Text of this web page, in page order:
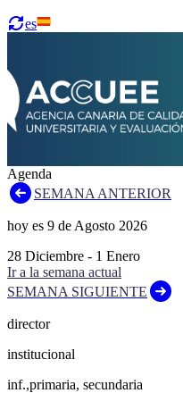
es
Agenda
SEMANA ANTERIOR
hoy es 9 de Agosto 2026
28 Diciembre - 1 Enero
Ir a la semana actual
SEMANA SIGUIENTE
director
institucional
inf.,primaria, secundaria